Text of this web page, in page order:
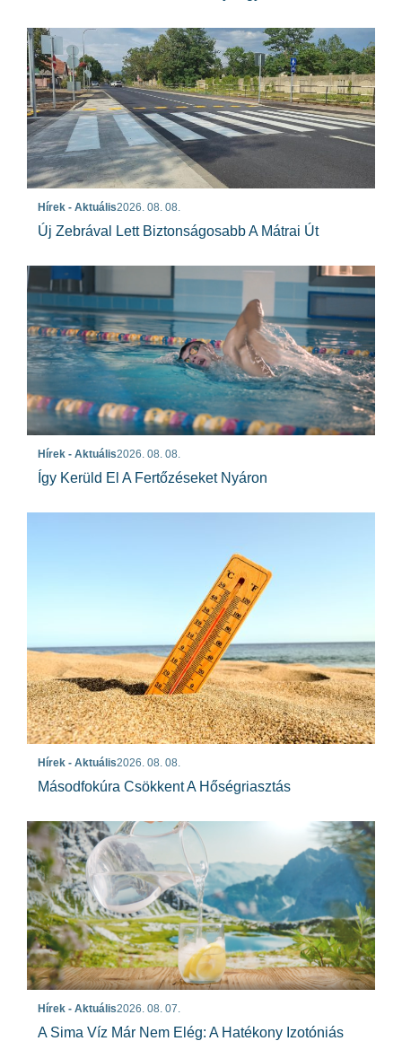
Hírek - Aktuális2026. 08. 08.
Új Zebrával Lett Biztonságosabb A Mátrai Út
Hírek - Aktuális2026. 08. 08.
Így Kerüld El A Fertőzéseket Nyáron
Hírek - Aktuális2026. 08. 08.
Másodfokúra Csökkent A Hőségriasztás
Hírek - Aktuális2026. 08. 07.
A Sima Víz Már Nem Elég: A Hatékony Izotóniás